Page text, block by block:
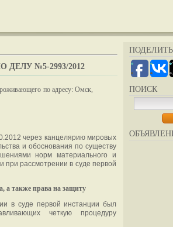
ПОИСК
№5-2993/2012
по адресу: Омск,
через канцелярию мировых
и обоснования по существу
норм материального и
при рассмотрении в суде первой
а также права на защиту
в суде первой инстанции был
четкую процедуру